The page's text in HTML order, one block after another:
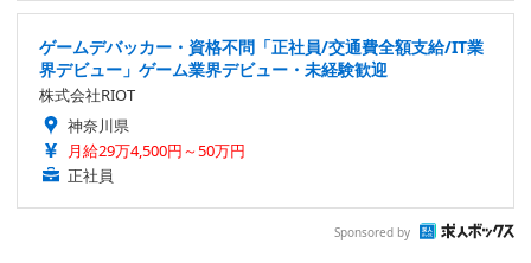
ゲームデバッカー・資格不問「正社員/交通費全額支給/IT業
界デビュー」ゲーム業界デビュー・未経験歓迎
株式会社RIOT
神奈川県
月給29万4,500円～50万円
正社員
Sponsored by